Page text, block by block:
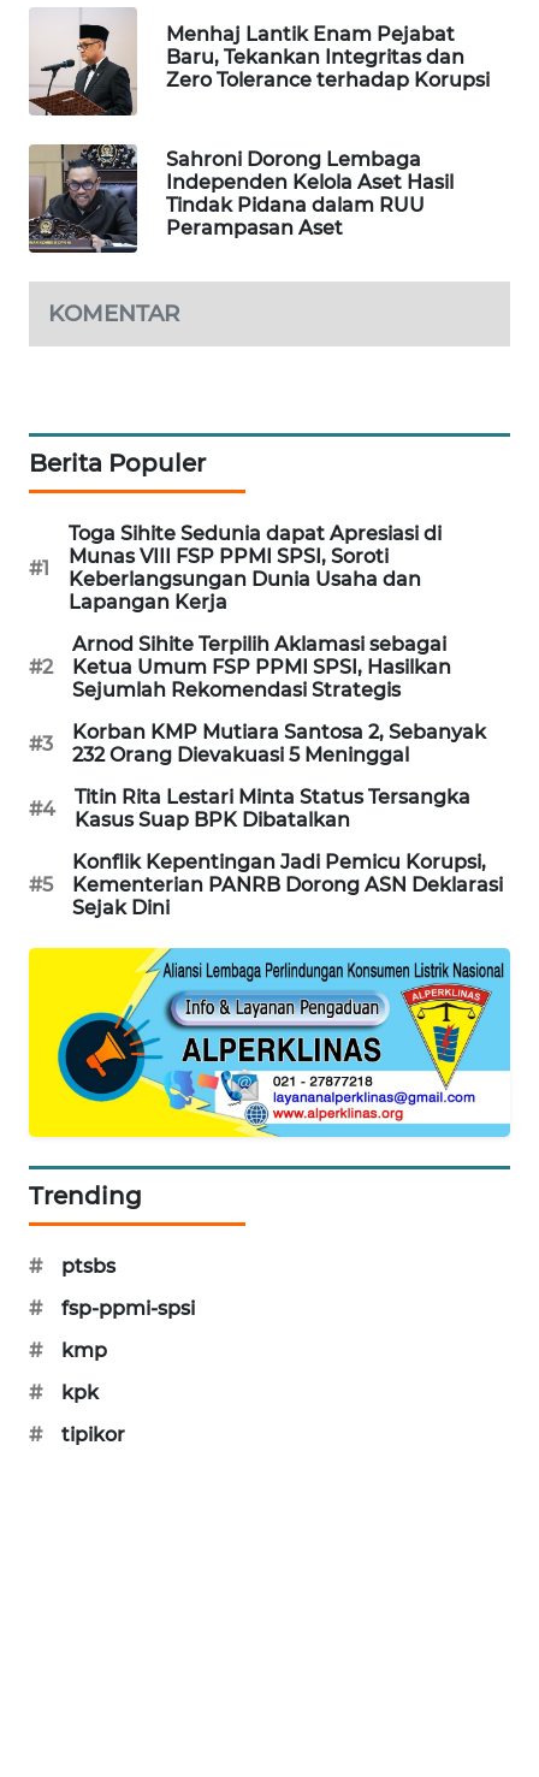
Menhaj Lantik Enam Pejabat
Baru, Tekankan Integritas dan
Zero Tolerance terhadap Korupsi
Sahroni Dorong Lembaga
Independen Kelola Aset Hasil
Tindak Pidana dalam RUU
Perampasan Aset
KOMENTAR
Berita Populer
#1
Toga Sihite Sedunia dapat Apresiasi di
Munas VIII FSP PPMI SPSI, Soroti
Keberlangsungan Dunia Usaha dan
Lapangan Kerja
#2
Arnod Sihite Terpilih Aklamasi sebagai
Ketua Umum FSP PPMI SPSI, Hasilkan
Sejumlah Rekomendasi Strategis
#3
Korban KMP Mutiara Santosa 2, Sebanyak
232 Orang Dievakuasi 5 Meninggal
#4
Titin Rita Lestari Minta Status Tersangka
Kasus Suap BPK Dibatalkan
#5
Konflik Kepentingan Jadi Pemicu Korupsi,
Kementerian PANRB Dorong ASN Deklarasi
Sejak Dini
Trending
#
ptsbs
#
fsp-ppmi-spsi
#
kmp
#
kpk
#
tipikor
MASYARAKAT
KELISTRIKAN
WALINKI
MAWAKA
ID
NET
MKLI
LPKKI
LKKI
KOPEKLIN
PORTAL
KONSUMEN
FORWAMKI
ALPERKLINAS
NEWS
SITUNGIR
SIDIKALANG
NEWS
SIBARAGAS
NEWS
METRO
SIANTAR
NEWS